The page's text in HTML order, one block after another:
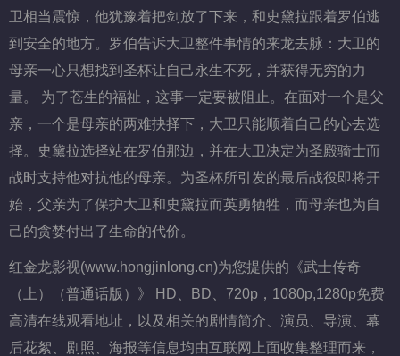
卫相当震惊，他犹豫着把剑放了下来，和史黛拉跟着罗伯逃
到安全的地方。罗伯告诉大卫整件事情的来龙去脉：大卫的
母亲一心只想找到圣杯让自己永生不死，并获得无穷的力
量。 为了苍生的福祉，这事一定要被阻止。在面对一个是父
亲，一个是母亲的两难抉择下，大卫只能顺着自己的心去选
择。史黛拉选择站在罗伯那边，并在大卫决定为圣殿骑士而
战时支持他对抗他的母亲。为圣杯所引发的最后战役即将开
始，父亲为了保护大卫和史黛拉而英勇牺牲，而母亲也为自
己的贪婪付出了生命的代价。
红金龙影视(www.hongjinlong.cn)为您提供的《武士传奇
（上）（普通话版）》 HD、BD、720p，1080p,1280p免费
高清在线观看地址，以及相关的剧情简介、演员、导演、幕
后花絮、剧照、海报等信息均由互联网上面收集整理而来，